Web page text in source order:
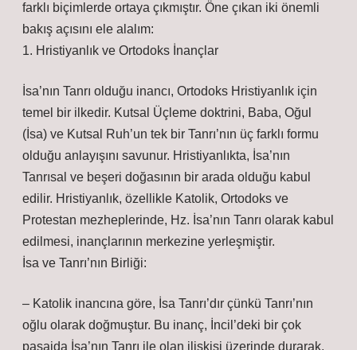
farklı biçimlerde ortaya çıkmıştır. Öne çıkan iki önemli
bakış açısını ele alalım:
1. Hristiyanlık ve Ortodoks İnançlar
İsa’nın Tanrı olduğu inancı, Ortodoks Hristiyanlık için
temel bir ilkedir. Kutsal Üçleme doktrini, Baba, Oğul
(İsa) ve Kutsal Ruh’un tek bir Tanrı’nın üç farklı formu
olduğu anlayışını savunur. Hristiyanlıkta, İsa’nın
Tanrısal ve beşeri doğasının bir arada olduğu kabul
edilir. Hristiyanlık, özellikle Katolik, Ortodoks ve
Protestan mezheplerinde, Hz. İsa’nın Tanrı olarak kabul
edilmesi, inançlarının merkezine yerleşmiştir.
İsa ve Tanrı’nın Birliği:
– Katolik inancına göre, İsa Tanrı’dır çünkü Tanrı’nın
oğlu olarak doğmuştur. Bu inanç, İncil’deki bir çok
pasajda İsa’nın Tanrı ile olan ilişkisi üzerinde durarak,